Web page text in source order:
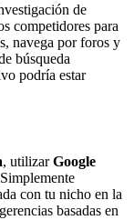
de
competidores para
navega por foros y
búsqueda
podría estar
, utilizarGoogle
con tu nicho en la
basadas en